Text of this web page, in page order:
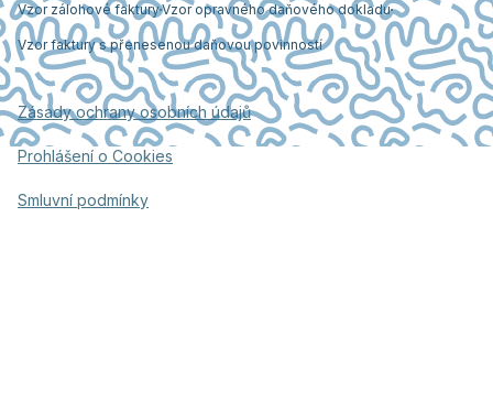
Vzor zálohové fakturyVzor opravného daňového dokladu
Vzor faktury s přenesenou daňovou povinností
Zásady ochrany osobních údajů
Prohlášení o Cookies
Smluvní podmínky